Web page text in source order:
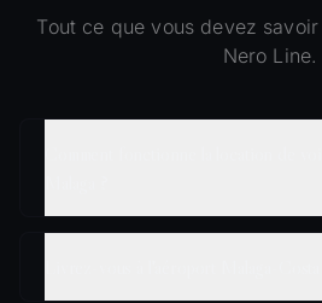
Tout ce que vous devez
Nero Line.